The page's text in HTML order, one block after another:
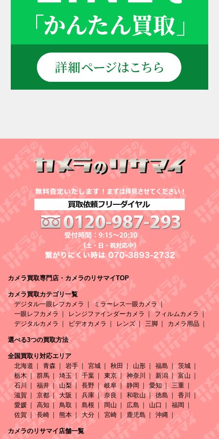
カメラ買取専門店・カメラのリサマイTOP
カメラ買取カテゴリ一覧
デジタル一眼レフカメラ
ミラーレス一眼カメラ
一眼レフカメラ
レンジファインダーカメラ
フィルムカメラ
デジタルカメラ
ビデオカメラ レンズ 三脚 カメラ用品
選べる3つの買取方法
全国買取り対応エリア
北海道
青森 岩手 宮城 秋田 山形 福島
茨城
栃木
群馬 埼玉 千葉 東京 神奈川 新潟
富山
石川
福井 山梨 長野 岐阜 静岡 愛知
三重
滋賀
京都 大阪 兵庫 奈良 和歌山 徳島
香川
愛媛
高知 鳥取 島根 岡山 広島 山口
福岡
佐賀
長崎 熊本 大分 宮崎 鹿児島 沖縄
カメラのリサマイ店舗一覧